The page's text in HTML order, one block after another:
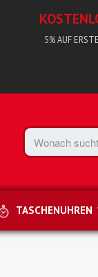
5% AUF
TASCHENUHREN